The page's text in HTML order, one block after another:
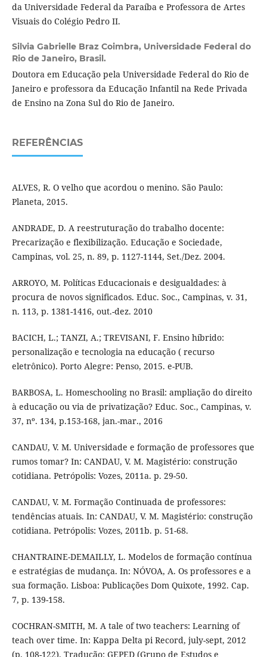
da Universidade Federal da Paraíba e Professora de Artes
Visuais do Colégio Pedro II.
Silvia Gabrielle Braz Coimbra, Universidade Federal do
Rio de Janeiro, Brasil.
Doutora em Educação pela Universidade Federal do Rio de
Janeiro e professora da Educação Infantil na Rede Privada
de Ensino na Zona Sul do Rio de Janeiro.
REFERÊNCIAS
ALVES, R. O velho que acordou o menino. São Paulo:
Planeta, 2015.
ANDRADE, D. A reestruturação do trabalho docente:
Precarização e flexibilização. Educação e Sociedade,
Campinas, vol. 25, n. 89, p. 1127-1144, Set./Dez. 2004.
ARROYO, M. Políticas Educacionais e desigualdades: à
procura de novos significados. Educ. Soc., Campinas, v. 31,
n. 113, p. 1381-1416, out.-dez. 2010
BACICH, L.; TANZI, A.; TREVISANI, F. Ensino híbrido:
personalização e tecnologia na educação ( recurso
eletrônico). Porto Alegre: Penso, 2015. e-PUB.
BARBOSA, L. Homeschooling no Brasil: ampliação do direito
à educação ou via de privatização? Educ. Soc., Campinas, v.
37, nº. 134, p.153-168, jan.-mar., 2016
CANDAU, V. M. Universidade e formação de professores que
rumos tomar? In: CANDAU, V. M. Magistério: construção
cotidiana. Petrópolis: Vozes, 2011a. p. 29-50.
CANDAU, V. M. Formação Continuada de professores:
tendências atuais. In: CANDAU, V. M. Magistério: construção
cotidiana. Petrópolis: Vozes, 2011b. p. 51-68.
CHANTRAINE-DEMAILLY, L. Modelos de formação contínua
e estratégias de mudança. In: NÓVOA, A. Os professores e a
sua formação. Lisboa: Publicações Dom Quixote, 1992. Cap.
7, p. 139-158.
COCHRAN-SMITH, M. A tale of two teachers: Learning of
teach over time. In: Kappa Delta pi Record, july-sept, 2012
(p. 108-122). Tradução: GEPED (Grupo de Estudos e